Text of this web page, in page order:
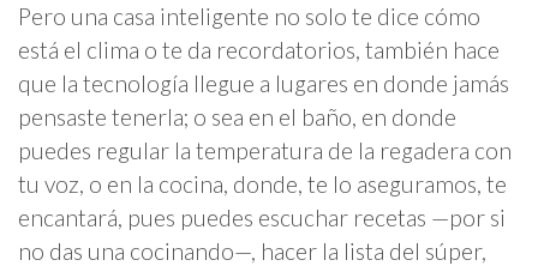
Pero una casa inteligente no solo te dice cómo
está el clima o te da recordatorios, también hace
que la tecnología llegue a lugares en donde jamás
pensaste tenerla; o sea en el baño, en donde
puedes regular la temperatura de la regadera con
tu voz, o en la cocina, donde, te lo aseguramos, te
encantará, pues puedes escuchar recetas —por si
no das una cocinando—, hacer la lista del súper,